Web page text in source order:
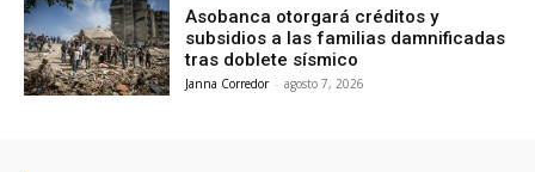
Asobanca otorgará créditos y
subsidios a las familias damnificadas
tras doblete sísmico
Janna Corredor - agosto 7, 2026